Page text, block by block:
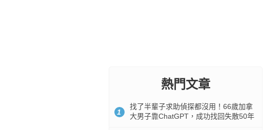
熱門文章
1
找了半輩子求助偵探都沒用！66歲加拿
大男子靠ChatGPT，成功找回失散50年